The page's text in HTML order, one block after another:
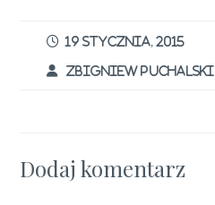
o
o
r
st
e
19 STYCZNIA, 2015
ZBIGNIEW PUCHALSKI
Dodaj komentarz